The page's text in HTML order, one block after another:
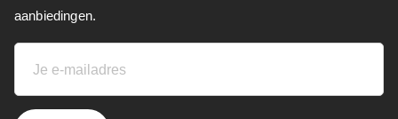
aanbiedingen.